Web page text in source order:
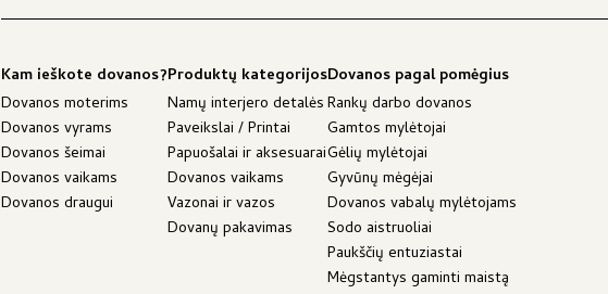
Kam ieškote dovanos?
Dovanos moterims
Dovanos vyrams
Dovanos šeimai
Dovanos vaikams
Dovanos draugui
Produktų kategorijos
Namų interjero detalės
Paveikslai / Printai
Papuošalai ir aksesuarai
Dovanos vaikams
Vazonai ir vazos
Dovanų pakavimas
Dovanos pagal pomėgius
Rankų darbo dovanos
Gamtos mylėtojai
Gėlių mylėtojai
Gyvūnų mėgėjai
Dovanos vabalų mylėtojams
Sodo aistruoliai
Paukščių entuziastai
Mėgstantys gaminti maistą